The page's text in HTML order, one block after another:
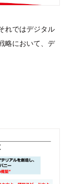
れではデジタル
略において、デ